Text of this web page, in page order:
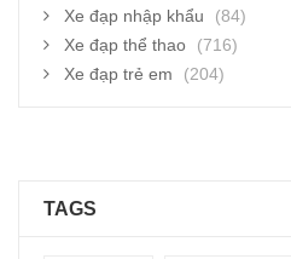
Xe đạp nhập khẩu
(84)
Xe đạp thể thao
(716)
Xe đạp trẻ em
(204)
TAGS